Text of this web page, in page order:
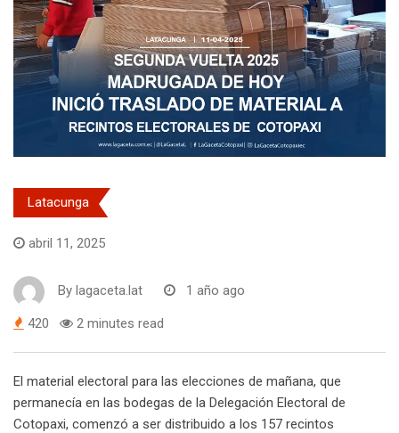
Latacunga
abril 11, 2025
By lagaceta.lat 1 año ago
420 2 minutes read
El material electoral para las elecciones de mañana, que
permanecía en las bodegas de la Delegación Electoral de
Cotopaxi, comenzó a ser distribuido a los 157 recintos